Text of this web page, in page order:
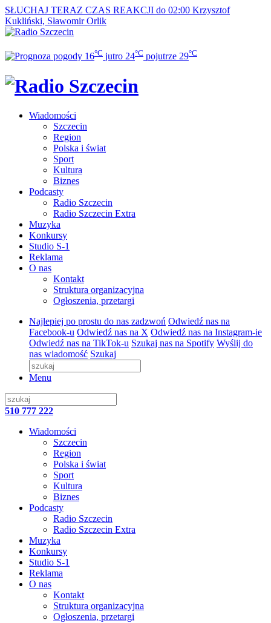
SŁUCHAJ TERAZ CZAS REAKCJI do 02:00 Krzysztof
Kukliński, Sławomir Orlik
16°C jutro 24°C pojutrze 29°C
Wiadomości
Szczecin
Region
Polska i świat
Sport
Kultura
Biznes
Podcasty
Radio Szczecin
Radio Szczecin Extra
Muzyka
Konkursy
Studio S-1
Reklama
O nas
Kontakt
Struktura organizacyjna
Ogłoszenia, przetargi
Najlepiej po prostu do nas zadzwoń Odwiedź nas na
Facebook-u Odwiedź nas na X Odwiedź nas na Instagram-ie
Odwiedź nas na TikTok-u Szukaj nas na Spotify Wyślij do
nas wiadomość Szukaj
Menu
510 777 222
Wiadomości
Szczecin
Region
Polska i świat
Sport
Kultura
Biznes
Podcasty
Radio Szczecin
Radio Szczecin Extra
Muzyka
Konkursy
Studio S-1
Reklama
O nas
Kontakt
Struktura organizacyjna
Ogłoszenia, przetargi